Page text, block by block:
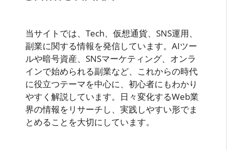
当サイトでは、Tech、仮想通貨、SNS運用、
副業に関する情報を発信しています。AIツー
ルや暗号資産、SNSマーケティング、オンラ
インで始められる副業など、これからの時代
に役立つテーマを中心に、初心者にもわかり
やすく解説しています。日々変化するWeb業
界の情報をリサーチし、実践しやすい形でま
とめることを大切にしています。